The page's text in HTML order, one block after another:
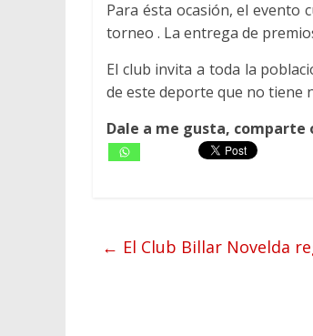
Para ésta ocasión, el evento
torneo . La entrega de
El club invita a toda la
de este deporte que no tiene
Dale a me gusta,
← El Club Billar Novelda